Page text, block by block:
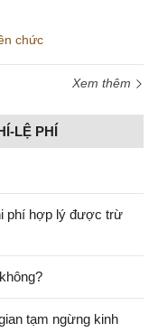
chức
Xem thêm
LỆ PHÍ
phí hợp lý được trừ
tạm ngừng kinh